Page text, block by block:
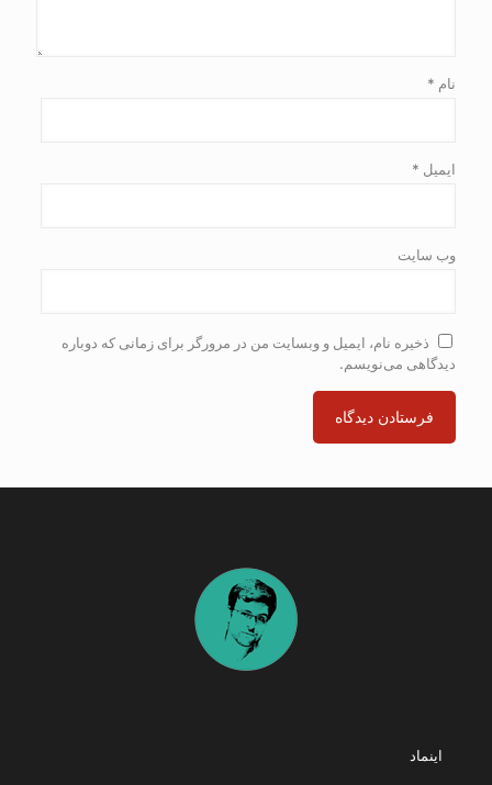
نام *
ایمیل *
وب‌ سایت
ذخیره نام، ایمیل و وبسایت من در مرورگر برای زمانی که دوباره
دیدگاهی می‌نویسم.
اینماد